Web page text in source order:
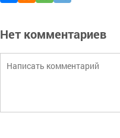
Нет комментариев